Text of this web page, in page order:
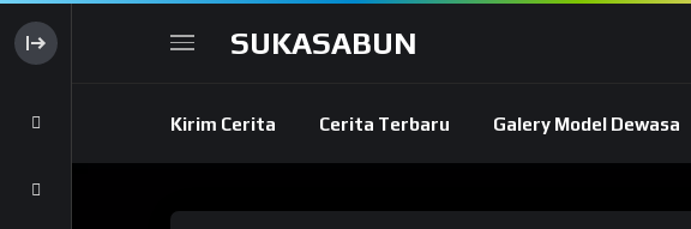
SUKASABUN
Kirim Cerita Cerita Terbaru Galery Model Dewasa